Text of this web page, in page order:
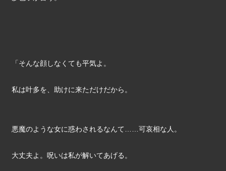
「そんな顔しなくても平気よ。
私は叶多を、助けに来ただけだから。
悪魔のような女に惑わされるなんて……可哀相な人。
大丈夫よ。呪いは私が解いてあげる。